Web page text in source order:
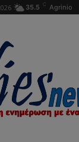
35.5 C Agrinio